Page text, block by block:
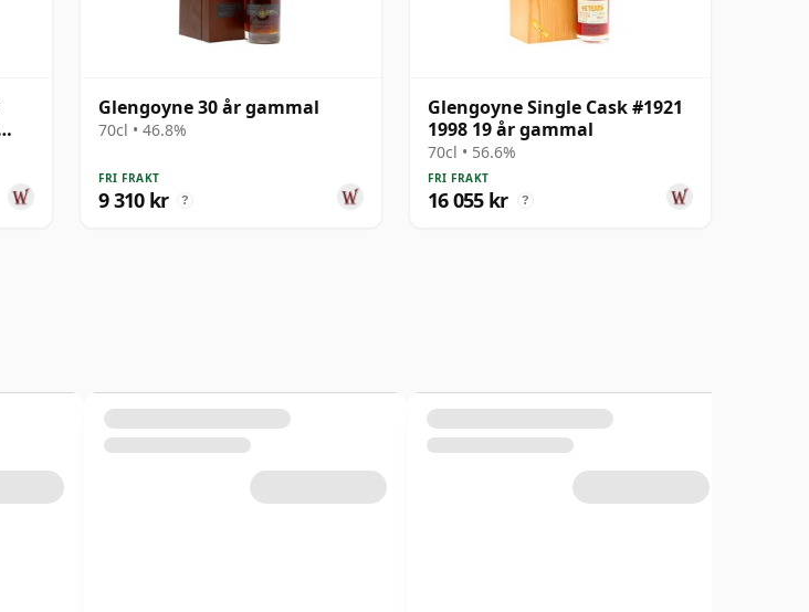
Glengoyne 30 år gammal
70cl • 46.8%
FRI FRAKT
9 310 kr ?
Glengoyne Single Cask #1921
1998 19 år gammal
70cl • 56.6%
FRI FRAKT
16 055 kr ?